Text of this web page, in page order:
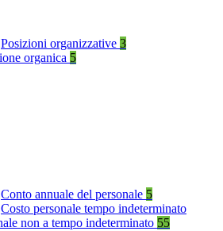
Posizioni organizzative 3
organica 5
Conto annuale del personale 5
Costo personale tempo indeterminato
non a tempo indeterminato 55